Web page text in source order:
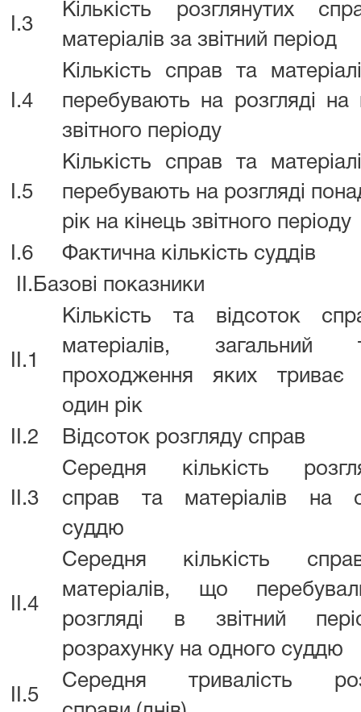
I.3
Кількість розглянутих
матеріалів за звітний період
I.4
Кількість справ та
перебувають на розгляді на
звітного періоду
I.5
Кількість справ та
перебувають на розгляді
рік на кінець звітного періоду
I.6
Фактична кількість суддів
II.Базові показники
II.1
Кількість та відсоток
матеріалів, загальний
проходження яких триває
один рік
II.2
Відсоток розгляду справ
II.3
Середня кількість
справ та матеріалів на
суддю
II.4
Середня кількість
матеріалів, що
розгляді в звітний
розрахунку на одного суддю
II.5
Середня тривалість